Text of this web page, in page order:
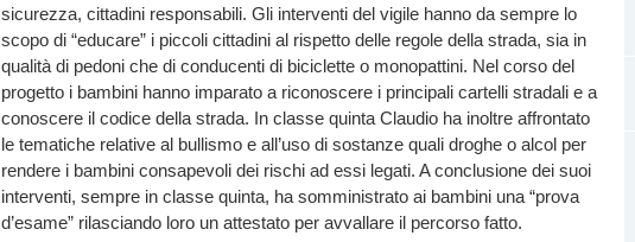
sicurezza, cittadini responsabili. Gli interventi del vigile hanno da sempre lo
scopo di “educare” i piccoli cittadini al rispetto delle regole della strada, sia in
qualità di pedoni che di conducenti di biciclette o monopattini. Nel corso del
progetto i bambini hanno imparato a riconoscere i principali cartelli stradali e a
conoscere il codice della strada. In classe quinta Claudio ha inoltre affrontato
le tematiche relative al bullismo e all’uso di sostanze quali droghe o alcol per
rendere i bambini consapevoli dei rischi ad essi legati. A conclusione dei suoi
interventi, sempre in classe quinta, ha somministrato ai bambini una “prova
d’esame” rilasciando loro un attestato per avvallare il percorso fatto.